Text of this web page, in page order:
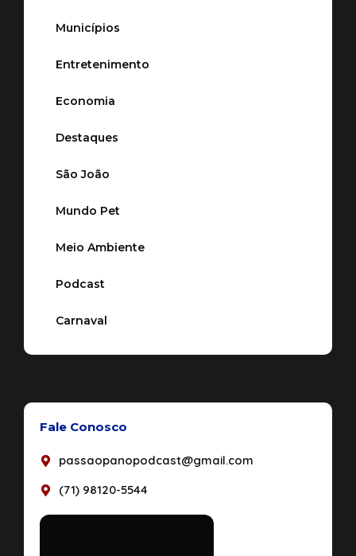
Municípios
Entretenimento
Economia
Destaques
São João
Mundo Pet
Meio Ambiente
Podcast
Carnaval
Fale Conosco
passaopanopodcast@gmail.com
(71) 98120-5544